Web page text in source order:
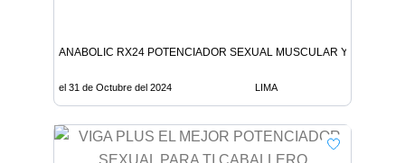
ANABOLIC RX24 POTENCIADOR SEXUAL MUSCULAR Y VIRILIDAD
el 31 de Octubre del 2024 LIMA